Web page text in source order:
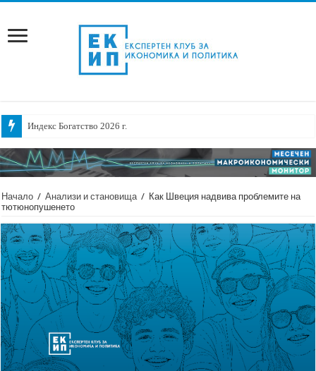
Индекс Богатство 2026 г.
Начало / Анализи и становища / Как Швеция надвива проблемите на
тютюнопушенето